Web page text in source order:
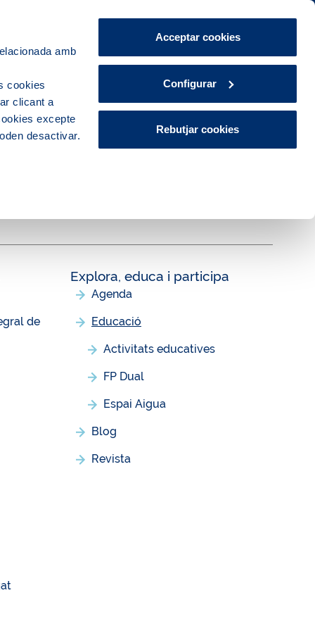
amb
cookies
clicant a
excepte
desactivar.
Acceptar cookies
Configurar
Rebutjar cookies
CA ES Àrea de Clients
Explora, educa i participa Contacte
de
Explora, educa i participa
Agenda
Educació
Activitats educatives
FP Dual
Espai Aigua
Blog
Revista